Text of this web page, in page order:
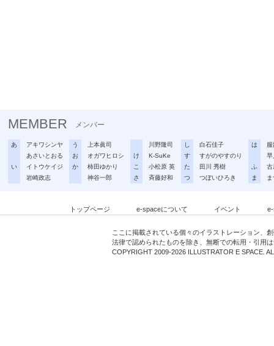
MEMBER メンバー
あ
アキワシンヤ
あさいとおる
い
イトウケイジ
岩崎政志
う
上本眞司
お
オガワヒロシ
か
柿田ゆかり
神谷一郎
川野隆司
け
K-SuKe
こ
小松原 英
さ
斉藤好和
し
白石佳子
す
すがのやすのり
た
田川 秀樹
つ
つぼいひろき
は
早
ふ
古
ま
トップページ e-spaceについて イベント
ここに掲載されている個々のイラストレーション、
法律で認められたものを除き、無断での転用・引用
COPYRIGHT 2009-2026 ILLUSTRATOR E SPACE.